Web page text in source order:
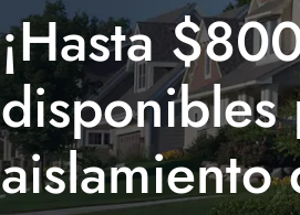
¡Hasta
aislamiento